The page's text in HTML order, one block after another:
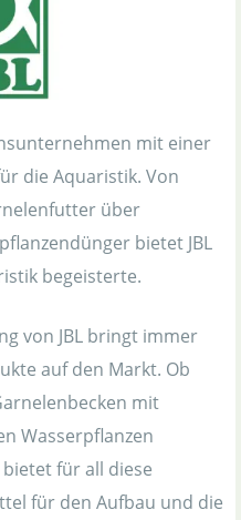
mit einer
die Aquaristik. Von
über
bietet JBL
begeisterte.
von JBL bringt immer
auf den Markt. Ob
mit
Wasserpflanzen
für all diese
für den Aufbau und die